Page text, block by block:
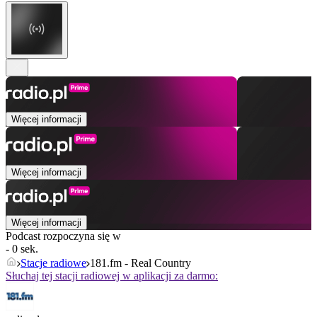
Więcej informacji
Więcej informacji
Więcej informacji
Podcast rozpoczyna się w
- 0 sek.
Stacje radiowe 181.fm - Real Country
Słuchaj tej stacji radiowej w aplikacji za darmo: